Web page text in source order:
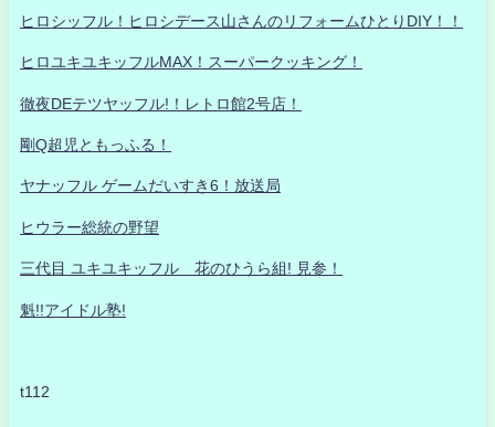
ヒロシッフル！ヒロシデース山さんのリフォームひとりDIY！！
ヒロユキユキッフルMAX！スーパークッキング！
徹夜DEテツヤッフル!！レトロ館2号店！
剛Q超児ともっふる！
ヤナッフル ゲームだいすき6！放送局
ヒウラー総統の野望
三代目 ユキユキッフル 花のひうら組! 見参！
魁!!アイドル塾!
t112